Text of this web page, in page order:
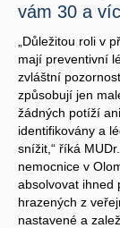
vám 30 a
„Důležitou roli v
mají preventivní
zvláštní
způsobují jen
žádných potíží
identifikovány a
snížit,“ říká
nemocnice v
absolvovat ihned
hrazených z
nastavené a